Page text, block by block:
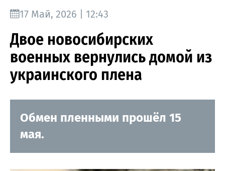
17 Май, 2026 | 12:43
Двое новосибирских
военных вернулись домой из
украинского плена
Обмен пленными прошёл 15
мая.